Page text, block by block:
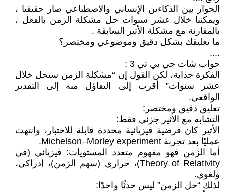
الحوار بين الذكاءين الإنساني والاصطناعي صار حقيقيا ،
ويمكننا خلال عشر سنوات حل مشكلة الزمن بالفعل ،
بالمقارنة مع مشكلة الأثير السابقة .
ما تعليقك بشكل دقيق وموضوعي ومختصر؟
....
جواب شات جي بي تي 3 :
الفكرة جذابة، لكن القول إن “مشكلة الزمن ستحل خلال
عشر سنوات” أقرب إلى التفاؤل منه إلى التقدير
الواقعي.
تعليق دقيق ومختصر:
التشابه مع الأثير جزئي فقط:
الأثير كان فرضية فيزيائية محددة قابلة للاختبار، وانتهت
عمليًا بعد تجربة Michelson–Morley experiment.
أما الزمن فهو مفهوم متعدد المستويات: فيزيائي (في
Theory of Relativity)، حراري (سهم الزمن)، إدراكي،
ولغوي.
لذلك “حل الزمن” ليس حدثًا واحدًا: